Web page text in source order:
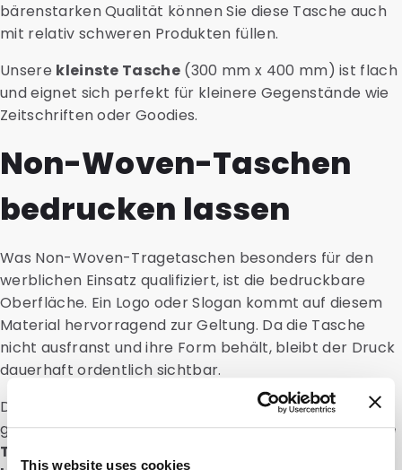
This website uses cookies
bärenstarken Qualität können Sie diese Tasche auch
mit relativ schweren Produkten füllen.
Unsere kleinste Tasche (300 mm x 400 mm) ist flach
und eignet sich perfekt für kleinere Gegenstände wie
Zeitschriften oder Goodies.
Non-Woven-Taschen
bedrucken lassen
Was Non-Woven-Tragetaschen besonders für den
werblichen Einsatz qualifiziert, ist die bedruckbare
Oberfläche. Ein Logo oder Slogan kommt auf diesem
Material hervorragend zur Geltung. Da die Tasche
nicht ausfranst und ihre Form behält, bleibt der Druck
dauerhaft ordentlich sichtbar.
Die Spezialisten von DaklaPack stehen bereit, um den
gesamtenDruckprozess für Sie zu übernehmen. Die
Taschen sind bereits ab einer Menge von 50 Stück